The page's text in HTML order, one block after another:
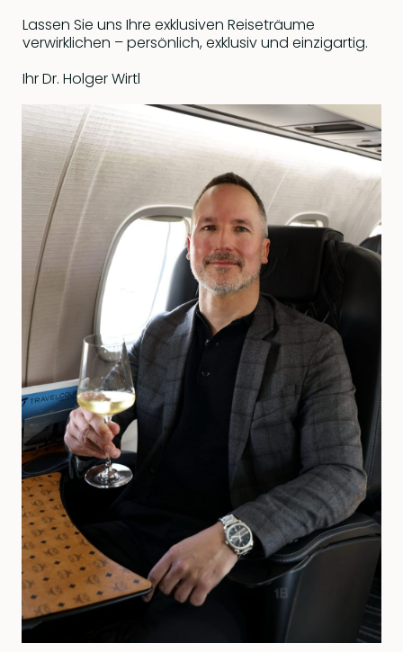
Lassen Sie uns Ihre exklusiven Reiseträume
verwirklichen – persönlich, exklusiv und einzigartig.
Ihr Dr. Holger Wirtl